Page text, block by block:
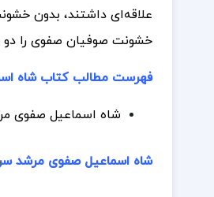
خشونت صوفیان صفوی را دو
فهرست مطالب کتاب شاه
شاه اسماعیل صفوی
شاه اسماعیل صفوی مرشد